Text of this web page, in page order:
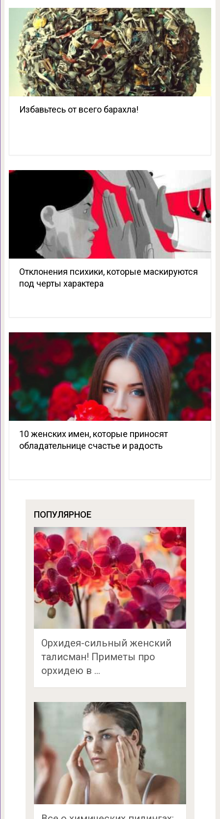
Избавьтесь от всего барахла!
Отклонения психики, которые маскируются
под черты характера
10 женских имен, которые приносят
обладательнице счастье и радость
ПОПУЛЯРНОЕ
Орхидея-сильный женский
талисман! Приметы про
орхидею в …